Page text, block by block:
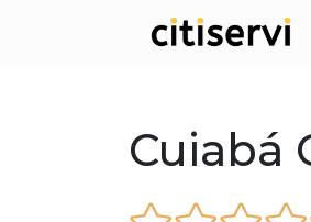
Cuiabá